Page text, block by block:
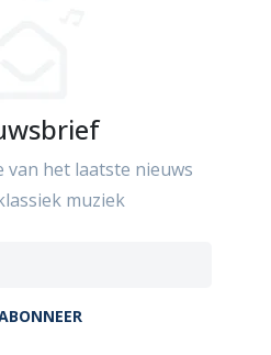
van het laatste nieuws
muziek